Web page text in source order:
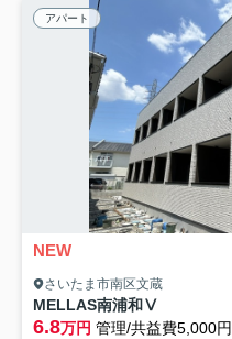
アパート
NEW
さいたま市南区文蔵
MELLAS南浦和Ⅴ
6.8万円 管理/共益費5,000円